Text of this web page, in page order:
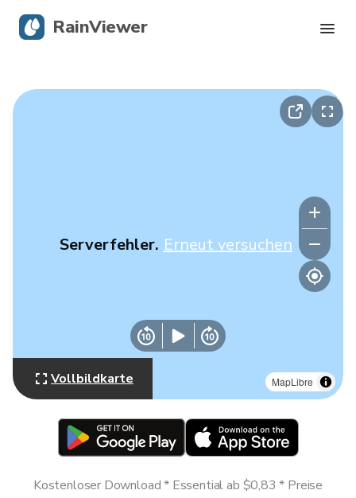
MapLibre
Serverfehler. Erneut versuchen
Vollbildkarte
Kostenloser Download * Essential ab $0,83 * Preise
RainViewer